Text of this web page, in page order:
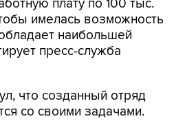
плату по 100 тыс.
имелась возможность
наибольшей
пресс-служба
что созданный отряд
со своими задачами.